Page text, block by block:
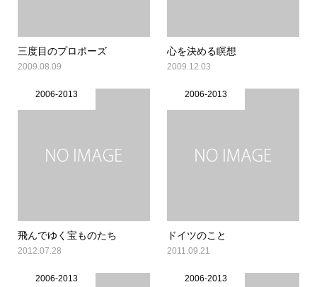
三度目のプロポーズ
2009.08.09
心を決める瞑想
2009.12.03
2006-2013
飛んでゆく宝ものたち
2012.07.28
2006-2013
ドイツのこと
2011.09.21
2006-2013 2006-2013